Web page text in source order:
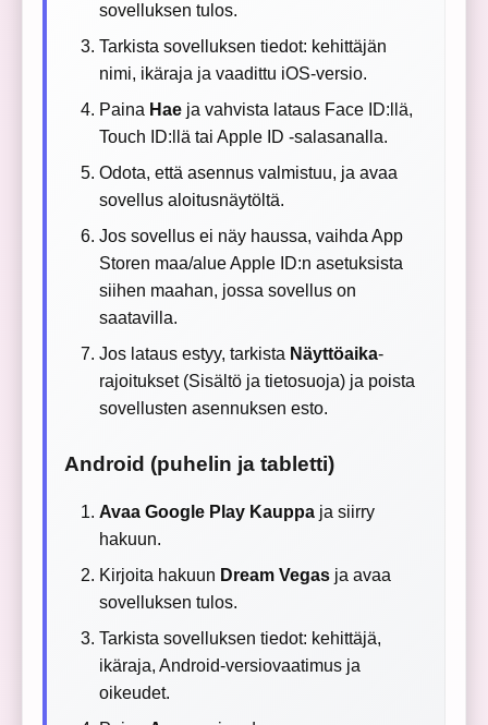
sovelluksen tulos.
Tarkista sovelluksen tiedot: kehittäjän
nimi, ikäraja ja vaadittu iOS-versio.
Paina Hae ja vahvista lataus Face ID:llä,
Touch ID:llä tai Apple ID -salasanalla.
Odota, että asennus valmistuu, ja avaa
sovellus aloitusnäytöltä.
Jos sovellus ei näy haussa, vaihda App
Storen maa/alue Apple ID:n asetuksista
siihen maahan, jossa sovellus on
saatavilla.
Jos lataus estyy, tarkista Näyttöaika-
rajoitukset (Sisältö ja tietosuoja) ja poista
sovellusten asennuksen esto.
Android (puhelin ja tabletti)
Avaa Google Play Kauppa ja siirry
hakuun.
Kirjoita hakuun Dream Vegas ja avaa
sovelluksen tulos.
Tarkista sovelluksen tiedot: kehittäjä,
ikäraja, Android-versiovaatimus ja
oikeudet.